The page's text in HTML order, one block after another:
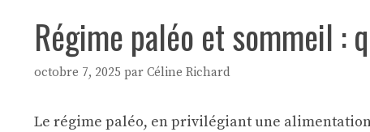
Régime paléo et sommeil :
octobre 7, 2025 par Céline Richard
Le régime paléo, en privilégiant une